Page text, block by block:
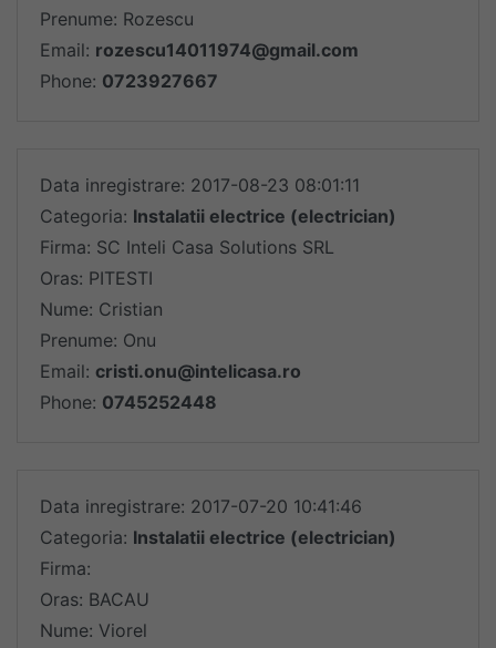
Prenume: Rozescu
Email: rozescu14011974@gmail.com
Phone: 0723927667
Data inregistrare: 2017-08-23 08:01:11
Categoria: Instalatii electrice (electrician)
Firma: SC Inteli Casa Solutions SRL
Oras: PITESTI
Nume: Cristian
Prenume: Onu
Email: cristi.onu@intelicasa.ro
Phone: 0745252448
Data inregistrare: 2017-07-20 10:41:46
Categoria: Instalatii electrice (electrician)
Firma:
Oras: BACAU
Nume: Viorel